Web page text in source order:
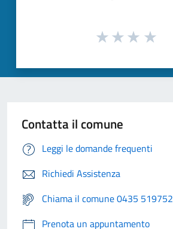
Contatta il comune
Leggi le domande frequenti
Richiedi Assistenza
Chiama il comune 0435 519752
Prenota un appuntamento